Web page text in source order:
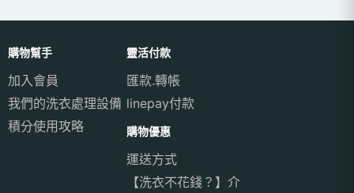
購物幫手
加入會員
我們的洗衣處理設備
積分使用攻略
靈活付款
匯款.轉帳
linepay付款
購物優惠
運送方式
【洗衣不花錢？】介